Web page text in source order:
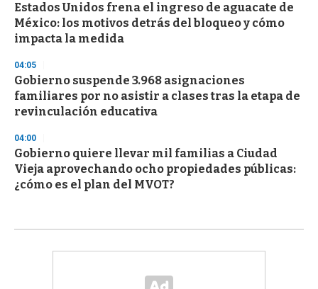
Estados Unidos frena el ingreso de aguacate de
México: los motivos detrás del bloqueo y cómo
impacta la medida
04:05
Gobierno suspende 3.968 asignaciones
familiares por no asistir a clases tras la etapa de
revinculación educativa
04:00
Gobierno quiere llevar mil familias a Ciudad
Vieja aprovechando ocho propiedades públicas:
¿cómo es el plan del MVOT?